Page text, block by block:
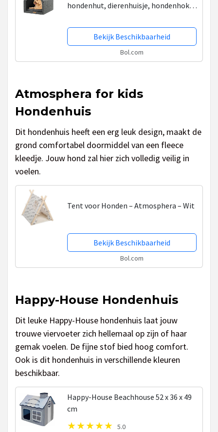
hondenhut, dierenhuisje, hondenhok,
kattenhuizen, gerecycled -Rexproduct
PETHomeBekijk Beschikbaarheid
Bol.com
Atmosphera for kids
Hondenhuis
Dit hondenhuis heeft een erg leuk design, maakt de
grond comfortabel doormiddel van een fleece
kleedje. Jouw hond zal hier zich volledig veilig in
voelen.
Tent voor Honden – Atmosphera – Wit
Bekijk Beschikbaarheid
Bol.com
Happy-House Hondenhuis
Dit leuke Happy-House hondenhuis laat jouw
trouwe viervoeter zich hellemaal op zijn of haar
gemak voelen. De fijne stof bied hoog comfort.
Ook is dit hondenhuis in verschillende kleuren
beschikbaar.
Happy-House Beachhouse 52 x 36 x 49
cm
5.0